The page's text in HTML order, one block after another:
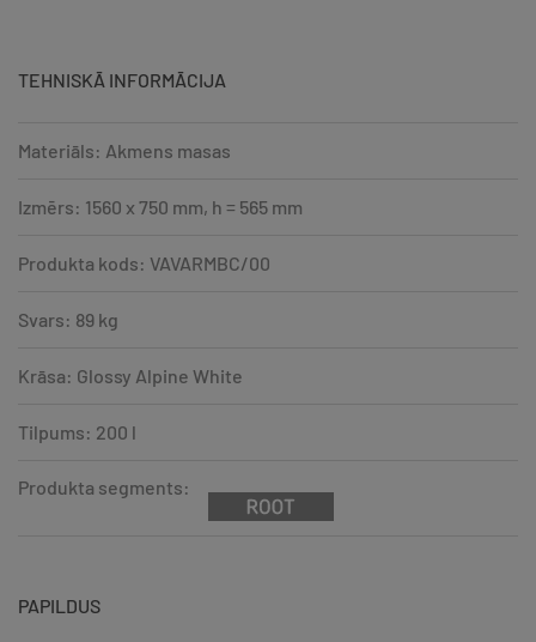
TEHNISKĀ INFORMĀCIJA
Materiāls: Akmens masas
Izmērs: 1560 x 750 mm, h = 565 mm
Produkta kods: VAVARMBC/00
Svars: 89 kg
Krāsa: Glossy Alpine White
Tilpums: 200 l
Produkta segments:
PAPILDUS